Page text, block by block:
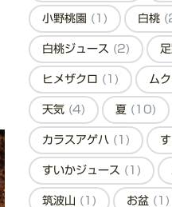
小野桃園 (1) 白桃
白桃ジュース (2)
ヒメザクロ (1) ム
天気 (4) 夏 (10)
カラスアゲハ (1)
すいかジュース (1)
筑波山 (1) お盆 (1)